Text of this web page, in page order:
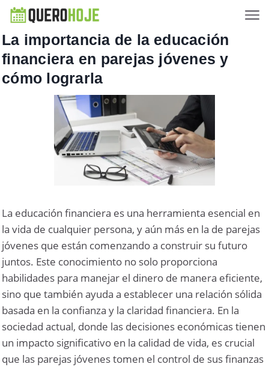
La importancia de la educación
financiera en parejas jóvenes y
cómo lograrla
La educación financiera es una herramienta esencial en
la vida de cualquier persona, y aún más en la de parejas
jóvenes que están comenzando a construir su futuro
juntos. Este conocimiento no solo proporciona
habilidades para manejar el dinero de manera eficiente,
sino que también ayuda a establecer una relación sólida
basada en la confianza y la claridad financiera. En la
sociedad actual, donde las decisiones económicas tienen
un impacto significativo en la calidad de vida, es crucial
que las parejas jóvenes tomen el control de sus finanzas